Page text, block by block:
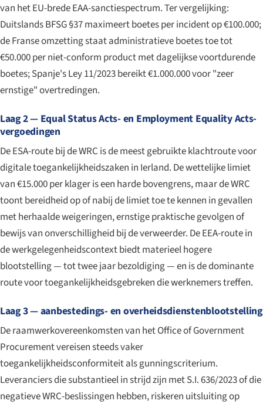
van het EU-brede EAA-sanctiespectrum. Ter vergelijking:
Duitslands BFSG §37 maximeert boetes per incident op €100.000;
de Franse omzetting staat administratieve boetes toe tot
€50.000 per niet-conform product met dagelijkse voortdurende
boetes; Spanje's Ley 11/2023 bereikt €1.000.000 voor "zeer
ernstige" overtredingen.
Laag 2 — Equal Status Acts- en Employment Equality Acts-
vergoedingen
De ESA-route bij de WRC is de meest gebruikte klachtroute voor
digitale toegankelijkheidszaken in Ierland. De wettelijke limiet
van €15.000 per klager is een harde bovengrens, maar de WRC
toont bereidheid op of nabij de limiet toe te kennen in gevallen
met herhaalde weigeringen, ernstige praktische gevolgen of
bewijs van onverschilligheid bij de verweerder. De EEA-route in
de werkgelegenheidscontext biedt materieel hogere
blootstelling — tot twee jaar bezoldiging — en is de dominante
route voor toegankelijkheidsgebreken die werknemers treffen.
Laag 3 — aanbestedings- en overheidsdienstenblootstelling
De raamwerkovereenkomsten van het Office of Government
Procurement vereisen steeds vaker
toegankelijkheidsconformiteit als gunningscriterium.
Leveranciers die substantieel in strijd zijn met S.I. 636/2023 of die
negatieve WRC-beslissingen hebben, riskeren uitsluiting op